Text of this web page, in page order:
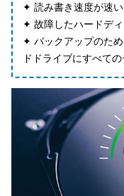
✦ 読み書き速度が速い
✦ 故障したハードディ
✦ バックアップのた
ドドライブにすべて